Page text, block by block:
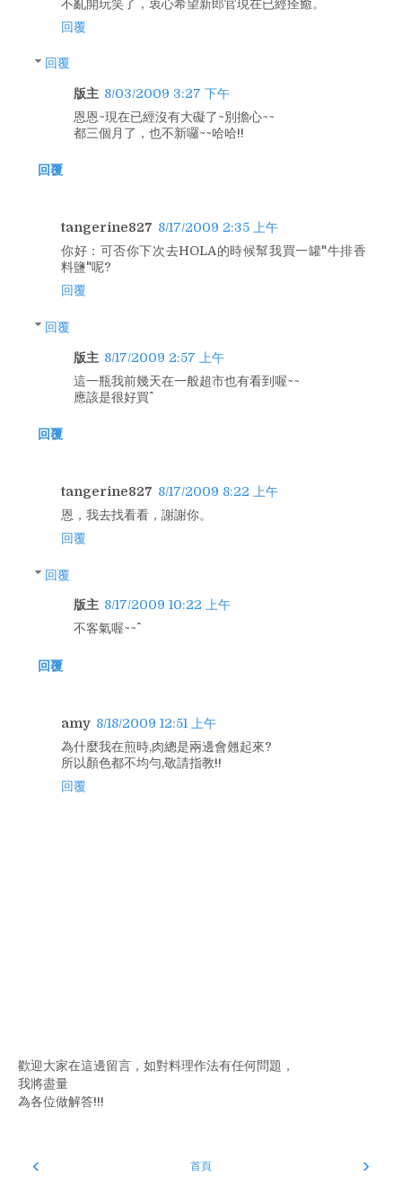
不亂開玩笑了，衷心希望新郎官現在已經痊癒。
回覆
回覆
版主 8/03/2009 3:27 下午
恩恩~現在已經沒有大礙了~別擔心~~
都三個月了，也不新囉~~哈哈!!
回覆
tangerine827 8/17/2009 2:35 上午
你好：可否你下次去HOLA的時候幫我買一罐"牛排香
料鹽"呢?
回覆
回覆
版主 8/17/2009 2:57 上午
這一瓶我前幾天在一般超市也有看到喔~~
應該是很好買^^
回覆
tangerine827 8/17/2009 8:22 上午
恩，我去找看看，謝謝你。
回覆
回覆
版主 8/17/2009 10:22 上午
不客氣喔~~^^
回覆
amy 8/18/2009 12:51 上午
為什麼我在煎時,肉總是兩邊會翹起來?
所以顏色都不均勻,敬請指教!!
回覆
歡迎大家在這邊留言，如對料理作法有任何問題，
我將盡量
為各位做解答!!!
‹ ›
首頁